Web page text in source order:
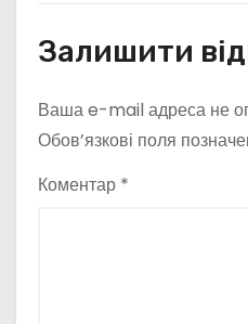
Залишити
Ваша e-mail адреса не
Обов’язкові поля
Коментар *